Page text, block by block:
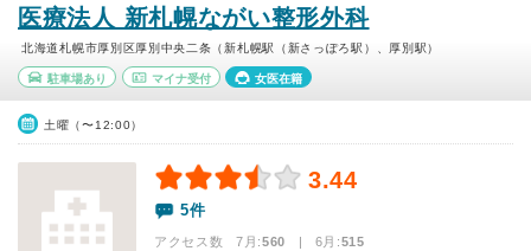
医療法人 新札幌ながい整形外科
北海道札幌市厚別区厚別中央二条（新札幌駅（新さっぽろ駅）、厚別駅）
駐車場あり マイナ受付 女医在籍
土曜（〜12:00）
3.44
5件
アクセス数 7月:560 | 6月:515